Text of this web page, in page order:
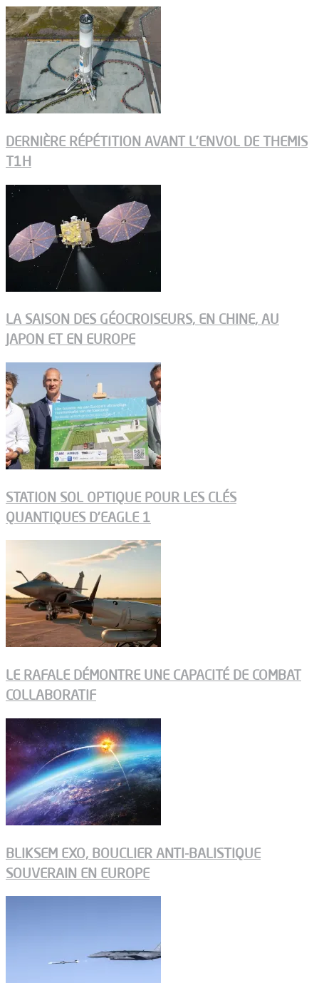
DERNIÈRE RÉPÉTITION AVANT L’ENVOL DE THEMIS
T1H
LA SAISON DES GÉOCROISEURS, EN CHINE, AU
JAPON ET EN EUROPE
STATION SOL OPTIQUE POUR LES CLÉS
QUANTIQUES D’EAGLE 1
LE RAFALE DÉMONTRE UNE CAPACITÉ DE COMBAT
COLLABORATIF
BLIKSEM EXO, BOUCLIER ANTI-BALISTIQUE
SOUVERAIN EN EUROPE